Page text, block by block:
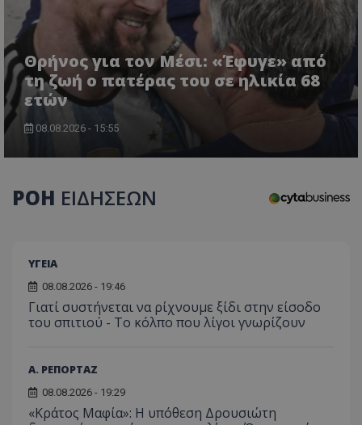
Θρήνος για τον Μέσι: «Έφυγε» από
τη ζωή ο πατέρας του σε ηλικία 68
ετών
08.08.2026 - 15:55
ΡΟΗ ΕΙΔΗΣΕΩΝ
ΥΓΕΙΑ
08.08.2026 - 19:46
Γιατί συστήνεται να ρίχνουμε ξίδι στην είσοδο
του σπιτιού - Το κόλπο που λίγοι γνωρίζουν
Α. ΡΕΠΟΡΤΑΖ
08.08.2026 - 19:29
«Κράτος Μαφία»: Η υπόθεση Δρουσιώτη